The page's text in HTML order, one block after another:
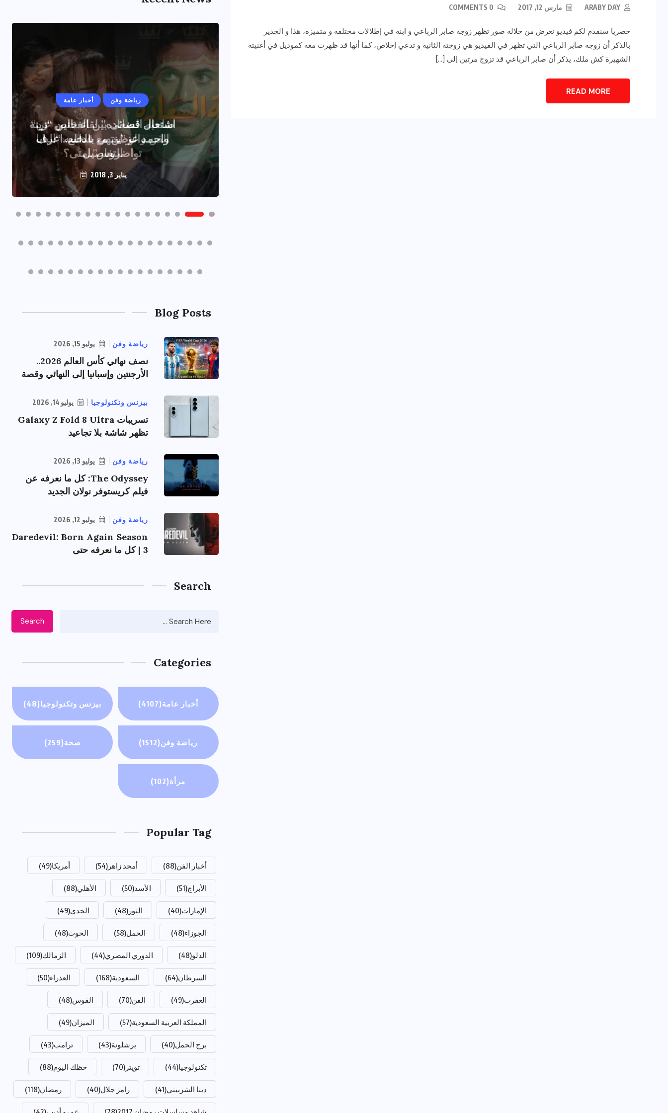
ARABY DAY مارس 12, 2017
حصريا سنقدم لكم فيديو نعرض من خلاله صور تظهر زوجه صابر الرباعي و ابنه في إطلالات مختلفه و متميزه، هذا و الجدير
بالذكر أن زوجه صابر الرباعي التي تظهر في الفيديو هي زوجته الثانيه و تدعي إخلاص، كما أنها قد ظهرت معه كموديل في أغنيته
الشهيرة كش ملك، يذكر أن صابر الرباعي قد تزوج مرتين إلى […]
READ MORE
أخبار عامة رياضة وفن
اشتعال قضائى بين الفنانين “زينه
واحمد عز”ينتهى بالخلع..اعرف
التفاصيل
يناير 2, 2018
رياضة وفن
Blog Posts
رياضة وفن يوليو 15, 2026
نصف نهائي كأس العالم 2026..
الأرجنتين وإسبانيا إلى النهائي وقصة
بيزنس وتكنولوجيا يوليو 14, 2026
تسريبات Galaxy Z Fold 8 Ultra
تظهر شاشة بلا تجاعيد
رياضة وفن يوليو 13, 2026
The Odyssey: كل ما نعرفه عن
فيلم كريستوفر نولان الجديد
رياضة وفن يوليو 12, 2026
Daredevil: Born Again Season
3 | كل ما نعرفه حتى
Search
Search
Categories
أخبار عامة(4107) بيزنس وتكنولوجيا(48)
رياضة وفن(1512) صحة(259)
مرأة(102)
Popular Tag
أخبار الفن(88) أمجد زاهر (54) أمريكا(49)
الأبراج(51) الأسد(50) الأهلي(88)
الإمارات(40) الثور (48) الجدي(49)
الجوزاء(48) الحمل(58) الحوت(48)
الدلو(48) الدوري المصري(44) الزمالك(109)
السرطان(64) السعودية(168) العذراء(50)
العقرب(49) الفن(70) القوس(48)
المملكة العربية السعودية(57) الميزان(49)
برج الحمل(40) برشلونة(43) ترامب(43)
تكنولوجيا(44) تويتر (70) حظك اليوم(88)
دينا الشربيني(41) رامز جلال(40) رمضان(118)